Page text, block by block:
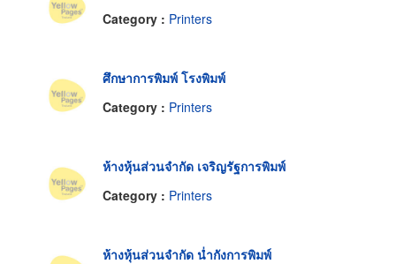
Category : Printers
ศึกษาการพิมพ์ โรงพิมพ์
Category : Printers
ห้างหุ้นส่วนจำกัด เจริญรัฐการพิมพ์
Category : Printers
ห้างหุ้นส่วนจำกัด น่ำกังการพิมพ์